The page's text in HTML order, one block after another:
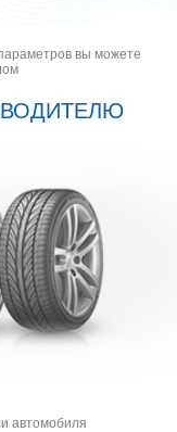
вы можете
автомобиля